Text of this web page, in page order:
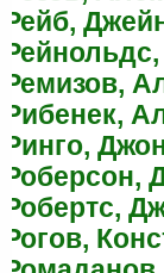
Рейб,
Ремизов,
Рибенек,
Ринго,
Роберсон,
Робертс,
Рогов,